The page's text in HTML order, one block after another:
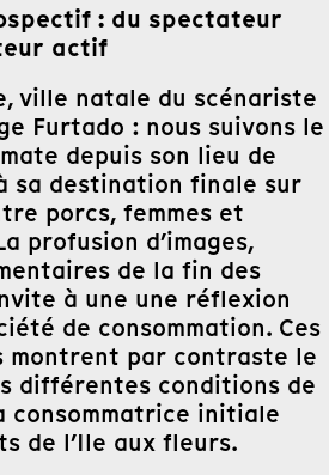
: du spectateur
actif
ville natale du scénariste
Furtado : nous suivons le
depuis son lieu de
sa destination finale sur
porcs, femmes et
profusion d’images,
de la fin des
à une une réflexion
de consommation. Ces
montrent par contraste le
différentes conditions de
consommatrice initiale
de l’Ile aux fleurs.